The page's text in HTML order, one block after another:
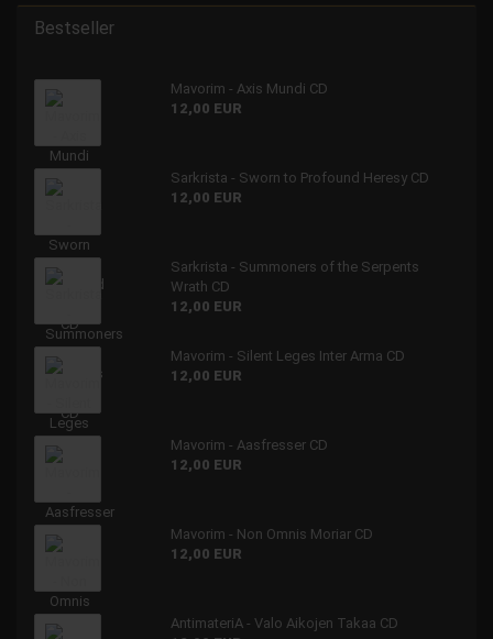
Bestseller
Mavorim - Axis Mundi CD
12,00 EUR
Sarkrista - Sworn to Profound Heresy CD
12,00 EUR
Sarkrista - Summoners of the Serpents
Wrath CD
12,00 EUR
Mavorim - Silent Leges Inter Arma CD
12,00 EUR
Mavorim - Aasfresser CD
12,00 EUR
Mavorim - Non Omnis Moriar CD
12,00 EUR
AntimateriA - Valo Aikojen Takaa CD